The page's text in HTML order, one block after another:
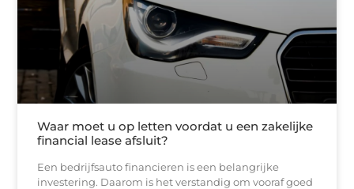
Waar moet u op letten voordat u een zakelijke
financial lease afsluit?
Een bedrijfsauto financieren is een belangrijke
investering. Daarom is het verstandig om vooraf goed